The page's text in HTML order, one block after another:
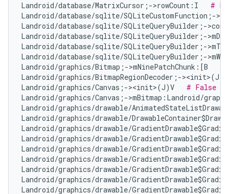
Landroid/database/MatrixCursor;->rowCount:I #
Landroid/database/sqlite/
Landroid/database/sqlite/SQLiteQueryBuilder;-
Landroid/database/sqlite/SQLiteQueryBuilder;-
Landroid/database/sqlite/SQLiteQueryBuilder;-
Landroid/database/sqlite/SQLiteQueryBuilder;-
Landroid/graphics/Bitmap;->mNinePatchChunk:[B
Landroid/graphics/BitmapRegionDecoder;-
Landroid/graphics/Canvas;-><init>(J)V # False
Landroid/graphics/Canvas;->mBitmap:Landroid/
Landroid/graphics/drawable/
Landroid/graphics/drawable/
Landroid/graphics/drawable/
Landroid/graphics/drawable/
Landroid/graphics/drawable/
Landroid/graphics/drawable/
Landroid/graphics/drawable/
Landroid/graphics/drawable/
Landroid/graphics/drawable/